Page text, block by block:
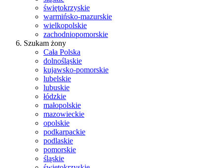
świętokrzyskie
warmińsko-mazurskie
wielkopolskie
zachodniopomorskie
Szukam żony
Cała Polska
dolnośląskie
kujawsko-pomorskie
lubelskie
lubuskie
łódzkie
małopolskie
mazowieckie
opolskie
podkarpackie
podlaskie
pomorskie
śląskie